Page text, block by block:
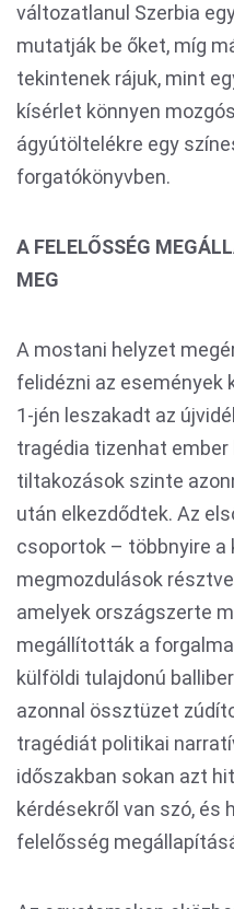
változatlanul Szerbia
mutatják be őket, míg
tekintenek rájuk, mint
kísérlet könnyen
ágyútöltelékre egy
forgatókönyvben.
A FELELŐSSÉG
MEG
A mostani helyzet
felidézni az események
1-jén leszakadt az
tragédia tizenhat ember
tiltakozások szinte
után elkezdődtek. Az
csoportok – többnyire a
megmozdulások
amelyek országszerte
megállították a
külföldi tulajdonú
azonnal össztüzet
tragédiát politikai
időszakban sokan azt
kérdésekről van szó, és
felelősség